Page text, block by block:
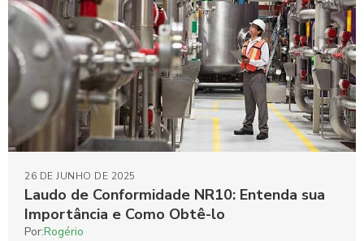
Laudo de Conformidade NR10: Entenda sua
Importância e Como Obtê-lo
26 DE JUNHO DE 2025
Por:Rogério